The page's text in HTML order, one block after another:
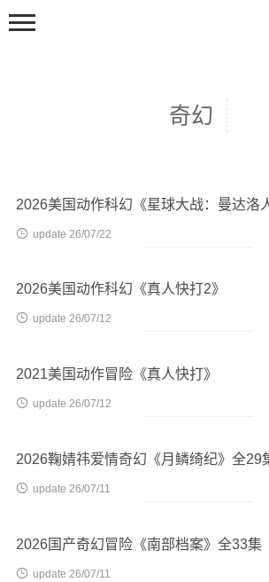
奇幻
2026美国动作科幻《星球大战：曼达洛
 update 26/07/22
2026美国动作科幻《真人快打2》
 update 26/07/12
2021美国动作冒险《真人快打》
 update 26/07/12
2026鞠婧祎爱情奇幻《月鳞绮纪》全29
 update 26/07/11
2026国产奇幻冒险《南部档案》全33集
 update 26/07/11
教程
特辑
标签